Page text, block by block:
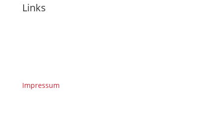
Links
Impressum